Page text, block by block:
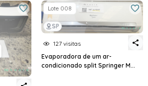
SP
Lote 008
127 visitas
Evaporadora de um ar-
condicionado split Springer M...